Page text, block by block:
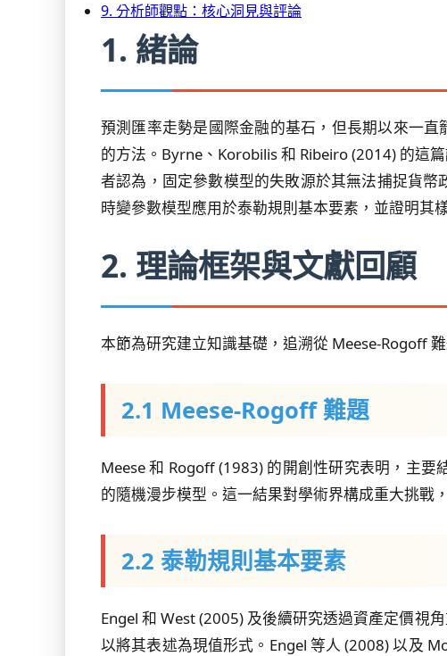
9. 分析師觀點：核心洞見與評論
1. 緒論
預測匯率走勢是國際金融的基石，但長期以來一
的方法。Byrne、Korobilis 和 Ribeiro (2014) 的這
者認為，固定參數模型的失敗源於其無法捕捉貨
時變參數模型應用於泰勒規則基本要素，並證明其
2. 理論框架與文獻回顧
本節為研究建立知識基礎，追溯從 Meese-Rogoff
2.1 Meese-Rogoff 難題
Meese 和 Rogoff (1983) 的開創性研究表明，主
的隨機漫步模型。這一結果對學術界構成重大挑戰
2.2 泰勒規則基本要素
Engel 和 West (2005) 及後續研究透過資產定價視
以將其表述為現值形式。Engel 等人 (2008) 以及